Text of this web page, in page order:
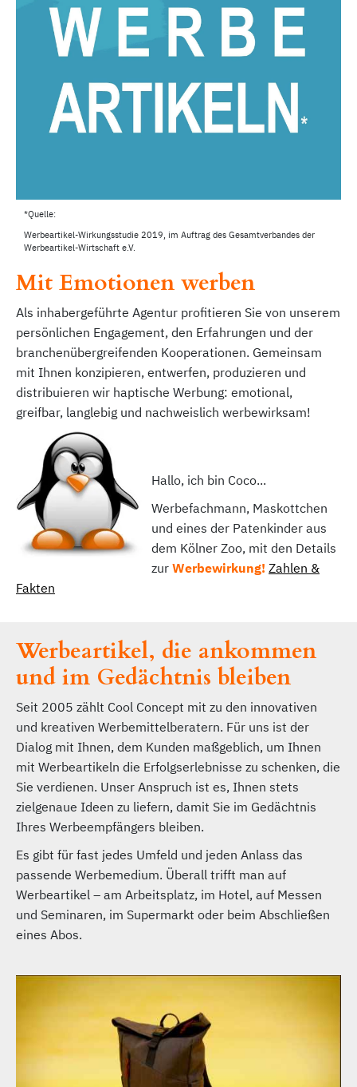
*Quelle:
Werbeartikel-Wirkungsstudie 2019, im Auftrag des Gesamtverbandes der
Werbeartikel-Wirtschaft e.V.
Mit Emotionen werben
Als inhabergeführte Agentur profitieren Sie von unserem
persönlichen Engagement, den Erfahrungen und der
branchenübergreifenden Kooperationen. Gemeinsam
mit Ihnen konzipieren, entwerfen, produzieren und
distribuieren wir haptische Werbung: emotional,
greifbar, langlebig und nachweislich werbewirksam!
Hallo, ich bin Coco...
Werbefachmann, Maskottchen
und eines der Patenkinder aus
dem Kölner Zoo, mit den Details
zur Werbewirkung! Zahlen &
Fakten
Werbeartikel, die ankommen
und im Gedächtnis bleiben
Seit 2005 zählt Cool Concept mit zu den innovativen
und kreativen Werbemittelberatern. Für uns ist der
Dialog mit Ihnen, dem Kunden maßgeblich, um Ihnen
mit Werbeartikeln die Erfolgserlebnisse zu schenken, die
Sie verdienen. Unser Anspruch ist es, Ihnen stets
zielgenaue Ideen zu liefern, damit Sie im Gedächtnis
Ihres Werbeempfängers bleiben.
Es gibt für fast jedes Umfeld und jeden Anlass das
passende Werbemedium. Überall trifft man auf
Werbeartikel – am Arbeitsplatz, im Hotel, auf Messen
und Seminaren, im Supermarkt oder beim Abschließen
eines Abos.